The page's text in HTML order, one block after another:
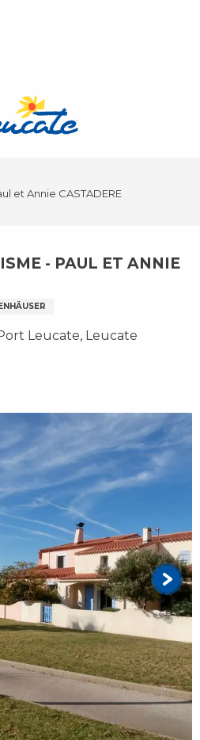
et Annie CASTADERE
- PAUL ET ANNIE
Leucate, Leucate